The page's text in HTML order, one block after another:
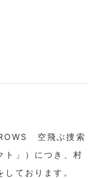
空飛ぶ捜索
ト」）につき、村
ております。